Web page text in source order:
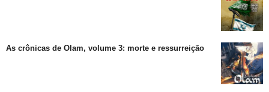
As crônicas de Olam, volume 3: morte e ressurreição